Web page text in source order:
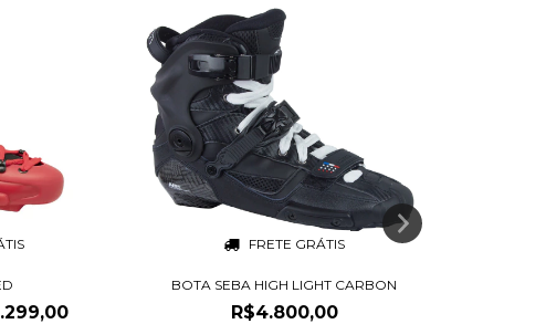
FRETE GRÁTIS
BOTA SEBA HIGH LIGHT CARBON
R$4.800,00